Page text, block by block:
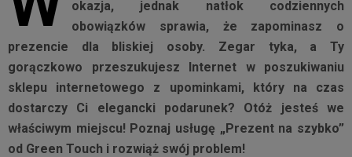
okazja, jednak natłok codziennych
obowiązków sprawia, że zapominasz o
prezencie dla bliskiej osoby. Zegar tyka, a Ty
gorączkowo przeszukujesz Internet w poszukiwaniu
sklepu internetowego z upominkami, który na czas
dostarczy Ci elegancki podarunek? Otóż jesteś we
właściwym miejscu! Poznaj usługę „Prezent na szybko”
od Green Touch i rozwiąż swój problem!